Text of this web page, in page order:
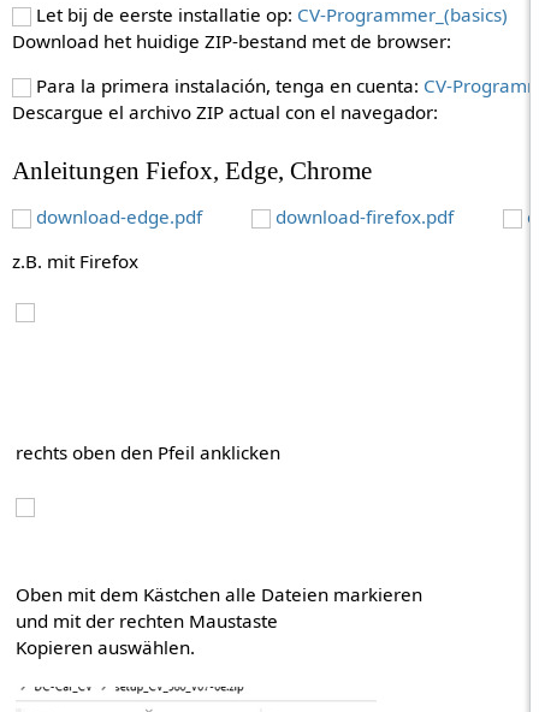
Let bij de eerste installatie op: CV-Programmer_(basics)
Download het huidige ZIP-bestand met de browser:
Para la primera instalación, tenga en cuenta: CV-
Descargue el archivo ZIP actual con el navegador:
Anleitungen Fiefox, Edge, Chrome
download-edge.pdf download-firefox.pdf
z.B. mit Firefox
rechts oben den Pfeil anklicken
Oben mit dem Kästchen alle Dateien markieren
und mit der rechten Maustaste
Kopieren auswählen.